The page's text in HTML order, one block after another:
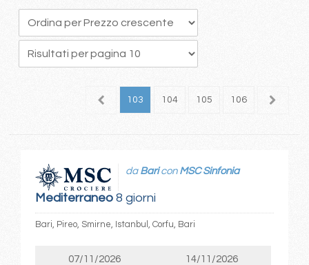
102 103 104 105 106 107
Mediterraneo8 giorni
da Baricon MSC Sinfonia
Bari, Pireo, Smirne, Istanbul, Corfu, Bari
07/11/2026
14/11/2026